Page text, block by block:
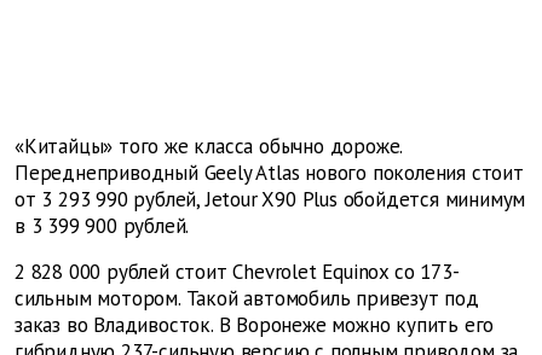
«Китайцы» того же класса обычно дороже.
Переднеприводный Geely Atlas нового поколения стоит
от 3 293 990 рублей, Jetour X90 Plus обойдется минимум
в 3 399 900 рублей.
2 828 000 рублей стоит Chevrolet Equinox со 173-
сильным мотором. Такой автомобиль привезут под
заказ во Владивосток. В Воронеже можно купить его